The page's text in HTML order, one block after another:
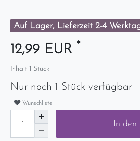
Auf Lager, Lieferzeit 2-4
12,99 EUR *
Inhalt 1 Stück
Nur noch 1 Stück verfügbar
Wunschliste
In